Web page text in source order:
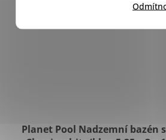
Planet Pool Nadzemní bazén